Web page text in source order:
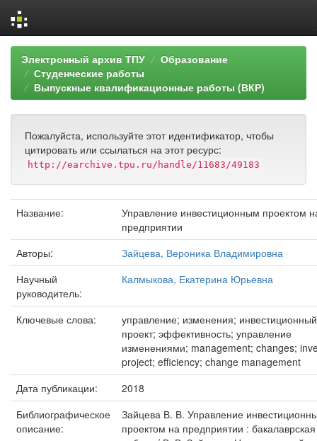
Skip
navigation
Электронный архив ТПУ
Образование
Студенческие работы
Выпускные квалификационные работы (ВКР)
Пожалуйста, используйте этот идентификатор, чтобы
цитировать или ссылаться на этот ресурс:
http://earchive.tpu.ru/handle/11683/49183
Название:
Управление инвестиционным проектом
предприятии
Авторы:
Зайцева, Вероника Владимировна
Научный
руководитель:
Калмыкова, Екатерина Юрьевна
Ключевые слова:
управление; изменения; инвестиционный
проект; эффективность; управление
изменениями; management; changes;
project; efficiency; change management
Дата публикации:
2018
Библиографическое
описание:
Зайцева В. В. Управление
проектом на предприятии : бакалаврская